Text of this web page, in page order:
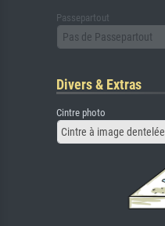
Passepartout
Pas de Passepartout
Divers & Extras
Cintre photo
Cintre à image dentelée